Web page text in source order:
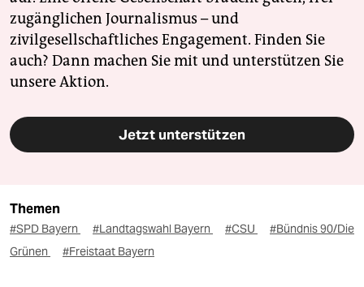
zugänglichen Journalismus – und
zivilgesellschaftliches Engagement. Finden Sie
auch? Dann machen Sie mit und unterstützen Sie
unsere Aktion.
Jetzt unterstützen
Themen
#SPD Bayern #Landtagswahl Bayern #CSU
#Bündnis 90/Die
Grünen
#Freistaat Bayern